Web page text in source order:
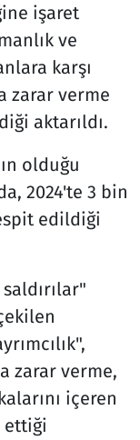
işaret
ve
karşı
zarar verme
aktarıldı.
olduğu
2024'te 3 bin
edildiği
zarar verme,
içeren
ettiği